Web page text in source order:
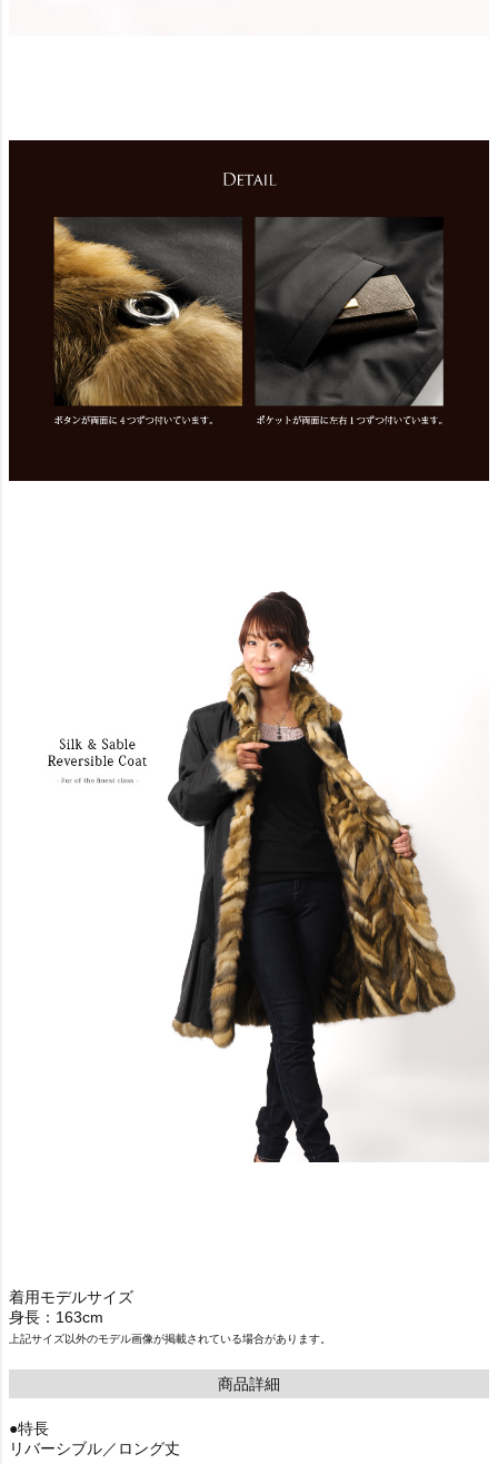
着用モデルサイズ
身長：163cm
上記サイズ以外のモデル画像が掲載されている場合があります。
商品詳細
●特長
リバーシブル／ロング丈